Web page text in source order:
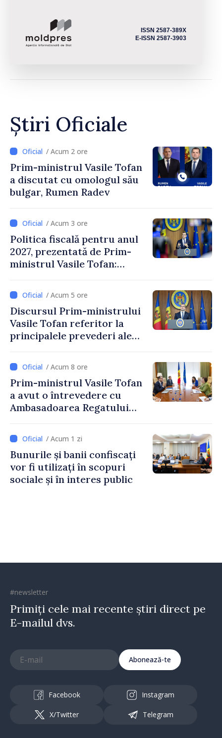
ISSN 2587-389X
E-ISSN 2587-3903
Știri Oficiale
/ Acum 2 ore
Prim-ministrul Vasile Tofan
a discutat cu omologul său
bulgar, Rumen Radev
/ Acum 3 ore
Politica fiscală pentru anul
2027, prezentată de Prim-
ministrul Vasile Tofan:
stimularea investițiilor și o
taxare mai echitabilă
/ Acum 5 ore
Discursul Prim-ministrului
Vasile Tofan referitor la
principalele prevederi ale
2027
/ Acum 8 ore
Prim-ministrul Vasile Tofan
a avut o întrevedere cu
Ambasadoarea Regatului
Irlandei de Nord, Fern
Horine / Acum 1 zi
Bunurile și banii confiscați
vor fi utilizați în scopuri
sociale și în interes public
#newsletter
Primiți cele mai recente știri direct pe
E-mailul dvs.
Abonează-te
Facebook Instagram
X/Twitter Telegram